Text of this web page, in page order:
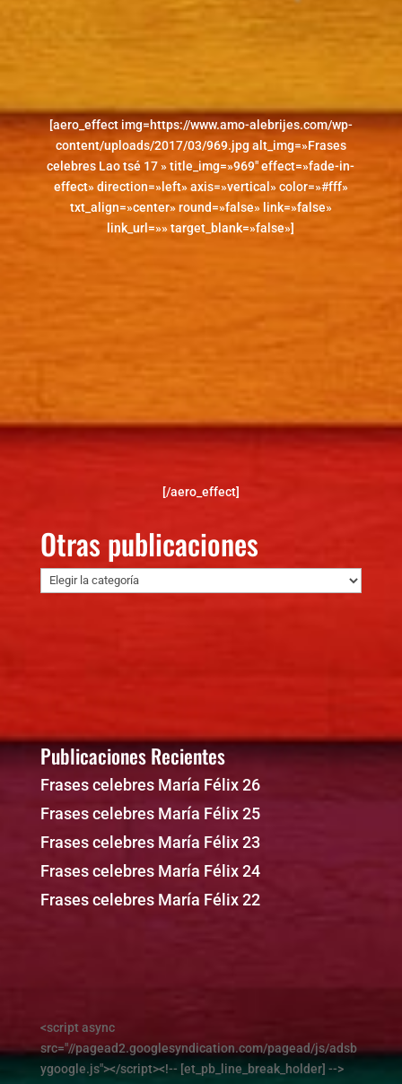
[aero_effect img=https://www.amo-alebrijes.com/wp-
content/uploads/2017/03/969.jpg alt_img=»Frases
celebres Lao tsé 17 » title_img=»969″ effect=»fade-in-
effect» direction=»left» axis=»vertical» color=»#fff»
txt_align=»center» round=»false» link=»false»
link_url=»» target_blank=»false»]
[/aero_effect]
Otras publicaciones
Otras
publicaciones
Publicaciones Recientes
Frases celebres María Félix 26
Frases celebres María Félix 25
Frases celebres María Félix 23
Frases celebres María Félix 24
Frases celebres María Félix 22
<script async
src="//pagead2.googlesyndication.com/pagead/js/adsb
ygoogle.js"></script><!-- [et_pb_line_break_holder] -->